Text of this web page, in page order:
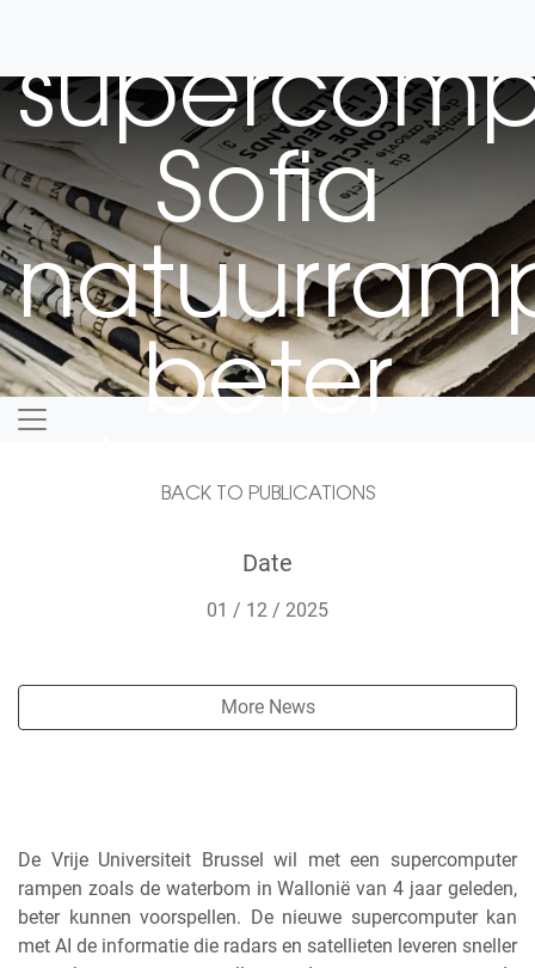
Sofia
beter
kunnen
BACK TO PUBLICATIONS
Date
01 / 12 / 2025
More News
De Vrije Universiteit Brussel wil met een supercomputer
rampen zoals de waterbom in Wallonië van 4 jaar geleden,
beter kunnen voorspellen. De nieuwe supercomputer kan
met AI de informatie die radars en satellieten leveren sneller